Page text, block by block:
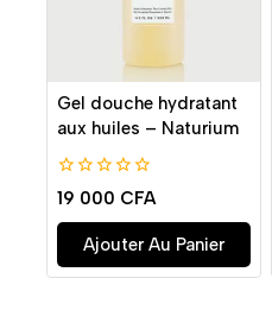
Gel douche hydratant
aux huiles – Naturium
0
de
5
19 000 CFA
Ajouter Au Panier